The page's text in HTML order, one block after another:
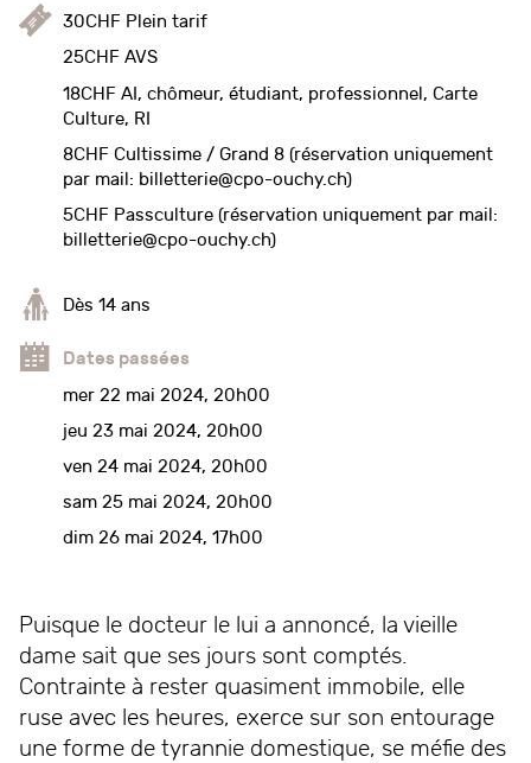
30CHF Plein tarif
25CHF AVS
18CHF AI, chômeur, étudiant, professionnel, Carte
Culture, RI
8CHF Cultissime / Grand 8 (réservation uniquement
par mail: billetterie@cpo-ouchy.ch)
5CHF Passculture (réservation uniquement par mail:
billetterie@cpo-ouchy.ch)
Dès 14 ans
Dates passées
mer 22 mai 2024, 20h00
jeu 23 mai 2024, 20h00
ven 24 mai 2024, 20h00
sam 25 mai 2024, 20h00
dim 26 mai 2024, 17h00
Puisque le docteur le lui a annoncé, la vieille
dame sait que ses jours sont comptés.
Contrainte à rester quasiment immobile, elle
ruse avec les heures, exerce sur son entourage
une forme de tyrannie domestique, se méfie des